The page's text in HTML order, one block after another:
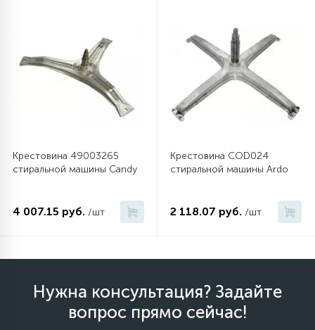
Крестовина 49003265
стиральной машины Candy
4 007.15 руб. /шт
Крестовина COD024
стиральной машины Ardo
2 118.07 руб. /шт
Нужна консультация? Задайте
вопрос прямо сейчас!